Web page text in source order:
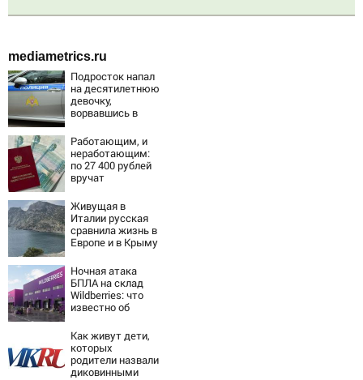
mediametrics.ru
Подросток напал
на десятилетнюю
девочку,
ворвавшись в
Работающим, и
неработающим:
по 27 400 рублей
вручат
сентябре -
PrimaMedia.ru
Живущая в
Италии русская
сравнила жизнь в
Европе и в Крыму
Ночная атака
БПЛА на склад
Wildberries: что
известно об
по логистическим
центрам
07/08/2026 –
Новости
Как живут дети,
которых
родители назвали
диковинными